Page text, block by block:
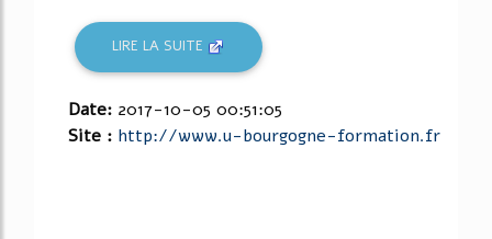
LIRE LA SUITE
Date: 2017-10-05 00:51:05
Site : http://www.u-bourgogne-formation.fr